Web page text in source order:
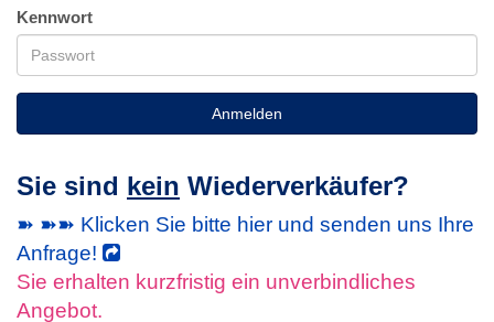
Kennwort
Anmelden
Sie sind kein Wiederverkäufer?
➽ ➽➽ Klicken Sie bitte hier und senden uns Ihre
Anfrage!
Sie erhalten kurzfristig ein unverbindliches
Angebot.